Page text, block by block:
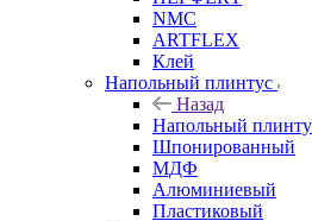
NMC
ARTFLEX
Клей
Напольный плинтус
Назад
Напольный
Шпонированный
МДФ
Алюминиевый
Пластиковый